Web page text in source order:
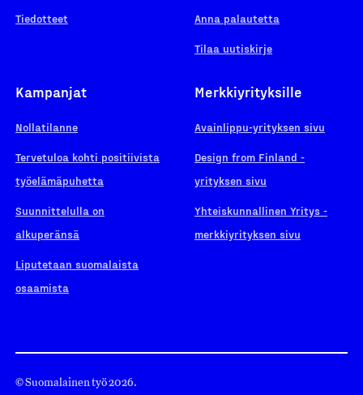
Tiedotteet Anna palautetta
Tilaa uutiskirje
Kampanjat
Nollatilanne
Tervetuloa kohti positiivista
työelämäpuhetta
Suunnittelulla on
alkuperänsä
Liputetaan suomalaista
osaamista
Merkkiyrityksille
Avainlippu-yrityksen sivu
Design from Finland -
yrityksen sivu
Yhteiskunnallinen Yritys -
merkkiyrityksen sivu
© Suomalainen työ 2026.